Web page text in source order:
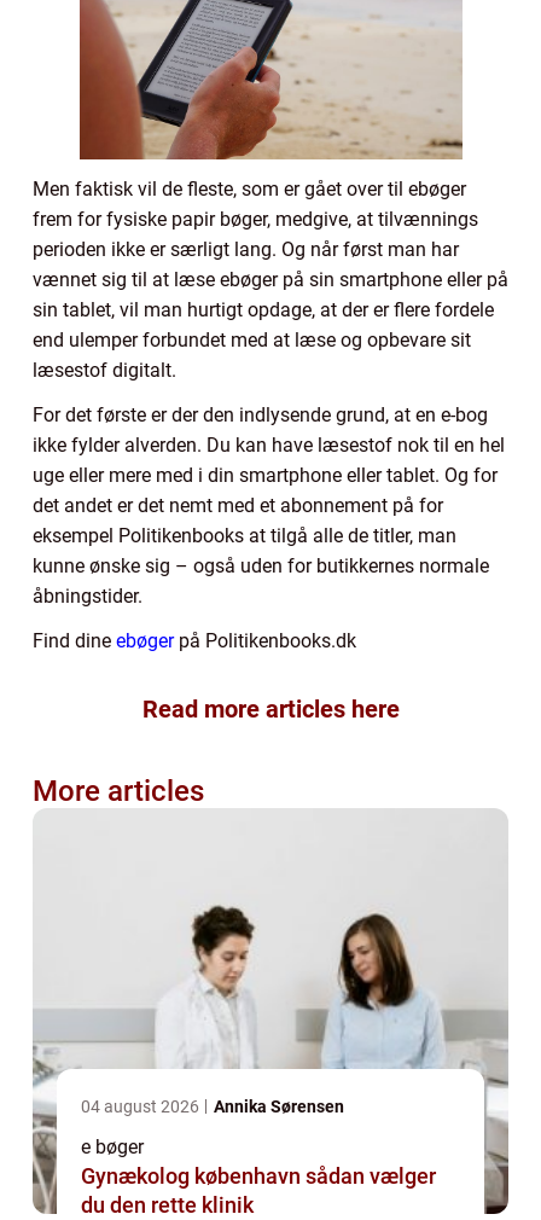
Men faktisk vil de fleste, som er gået over til ebøger
frem for fysiske papir bøger, medgive, at tilvænnings
perioden ikke er særligt lang. Og når først man har
vænnet sig til at læse ebøger på sin smartphone eller på
sin tablet, vil man hurtigt opdage, at der er flere fordele
end ulemper forbundet med at læse og opbevare sit
læsestof digitalt.
For det første er der den indlysende grund, at en e-bog
ikke fylder alverden. Du kan have læsestof nok til en hel
uge eller mere med i din smartphone eller tablet. Og for
det andet er det nemt med et abonnement på for
eksempel Politikenbooks at tilgå alle de titler, man
kunne ønske sig – også uden for butikkernes normale
åbningstider.
Find dine ebøgerpå Politikenbooks.dk
Read more articles here
More articles
04 august 2026 Annika Sørensen
e bøger
Gynækolog københavn sådan vælger
du den rette klinik